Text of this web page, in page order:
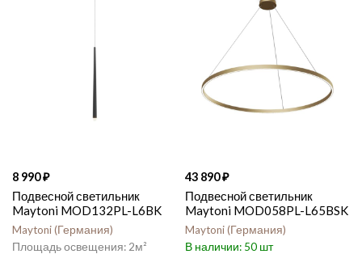
8 990
Подвесной светильник
Maytoni MOD132PL-L6BK
Maytoni Германия
2
43 890
Подвесной светильник
Maytoni MOD058PL-L65BSK
Maytoni Германия
50